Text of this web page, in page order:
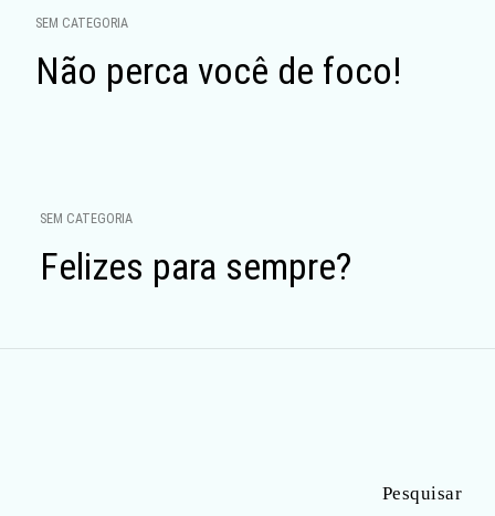
por
posts
SEM CATEGORIA
Não perca você de foco!
SEM CATEGORIA
Felizes para sempre?